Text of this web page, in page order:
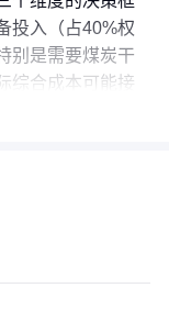
投入（占40%权
别是需要煤炭干
综合成本可能接